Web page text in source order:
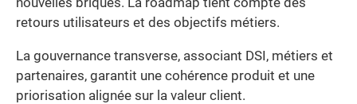
retours utilisateurs et des objectifs métiers.
La gouvernance transverse, associant DSI, métiers et
partenaires, garantit une cohérence produit et une
priorisation alignée sur la valeur client.